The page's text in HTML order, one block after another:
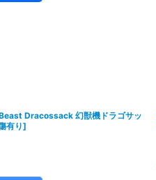
Dracossack 幻獣機ドラゴサッ
有り]